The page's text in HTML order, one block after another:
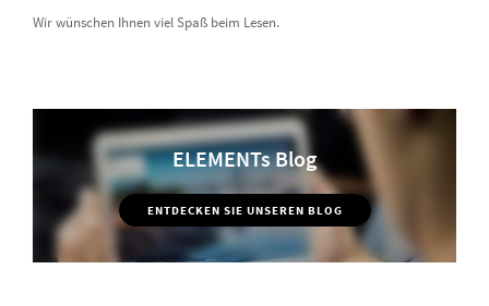
Wir wünschen Ihnen viel Spaß beim Lesen.
ELEMENTs Blog
ENTDECKEN SIE UNSEREN BLOG